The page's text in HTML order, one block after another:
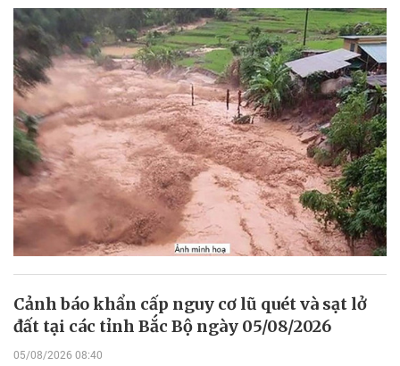
Cảnh báo khẩn cấp nguy cơ lũ quét và sạt lở
đất tại các tỉnh Bắc Bộ ngày 05/08/2026
05/08/2026 08:40